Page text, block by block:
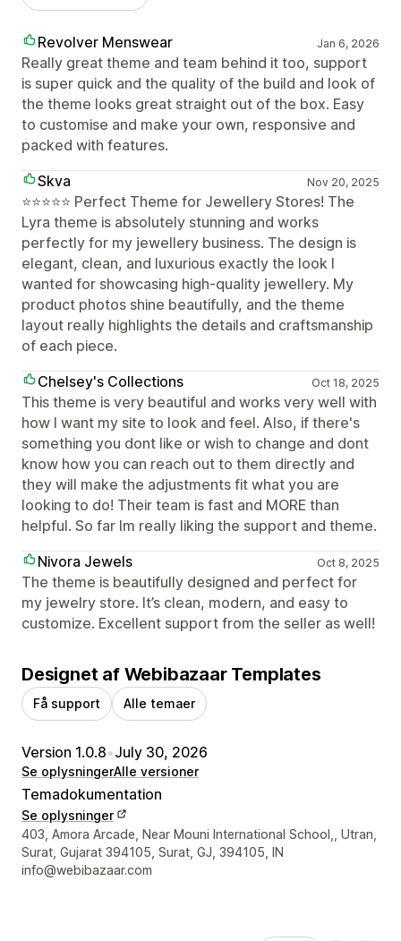
Revolver Menswear Jan 6, 2026
Really great theme and team behind it too, support
is super quick and the quality of the build and look of
the theme looks great straight out of the box. Easy
to customise and make your own, responsive and
packed with features.
Skva
Nov 20, 2025
⭐️⭐️⭐️⭐️⭐️ Perfect Theme for Jewellery Stores! The
Lyra theme is absolutely stunning and works
perfectly for my jewellery business. The design is
elegant, clean, and luxurious exactly the look I
wanted for showcasing high-quality jewellery. My
product photos shine beautifully, and the theme
layout really highlights the details and craftsmanship
of each piece.
Chelsey's Collections
Oct 18, 2025
This theme is very beautiful and works very well with
how I want my site to look and feel. Also, if there's
something you dont like or wish to change and dont
know how you can reach out to them directly and
they will make the adjustments fit what you are
looking to do! Their team is fast and MORE than
helpful. So far Im really liking the support and theme.
Nivora Jewels
Oct 8, 2025
The theme is beautifully designed and perfect for
my jewelry store. It’s clean, modern, and easy to
customize. Excellent support from the seller as well!
Designet af Webibazaar Templates
Få support Alle temaer
Version 1.0.8•July 30, 2026
Se oplysningerAlle versioner
Temadokumentation
Se oplysninger
Se kontaktoplysninger
403, Amora Arcade, Near Mouni International School,, Utran,
Surat, Gujarat 394105, Surat, GJ, 394105, IN
info@webibazaar.com